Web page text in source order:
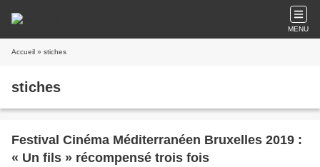
MENU
Accueil » stiches
stiches
Festival Cinéma Méditerranéen Bruxelles 2019 :
« Un fils » récompensé trois fois